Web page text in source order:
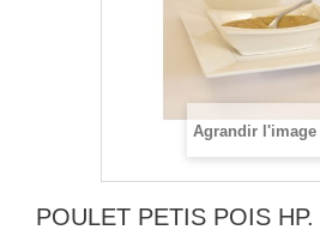
Agrandir l'image
POULET PETIS POIS